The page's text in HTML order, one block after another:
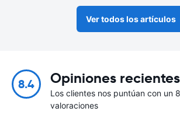
Ver todos los artículos
8.4 Opiniones recientes
Los clientes nos puntúan con un
valoraciones